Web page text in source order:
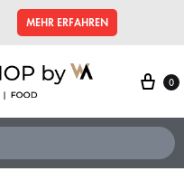
MEHR ERFAHREN
0